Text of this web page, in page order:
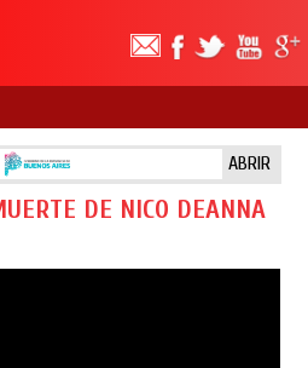
ABRIR
DE NICO DEANNA